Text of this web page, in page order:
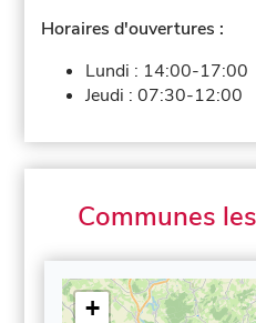
Horaires d'ouvertures :
Lundi : 14:00-17:00
Jeudi :07:30-12:00
Communes
+